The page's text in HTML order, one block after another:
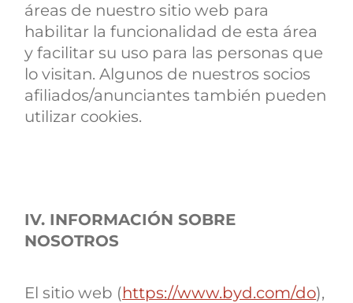
áreas de nuestro sitio web para
habilitar la funcionalidad de esta área
y facilitar su uso para las personas que
lo visitan. Algunos de nuestros socios
afiliados/anunciantes también pueden
utilizar cookies.
IV. INFORMACIÓN SOBRE
NOSOTROS
El sitio web (https://www.byd.com/do),